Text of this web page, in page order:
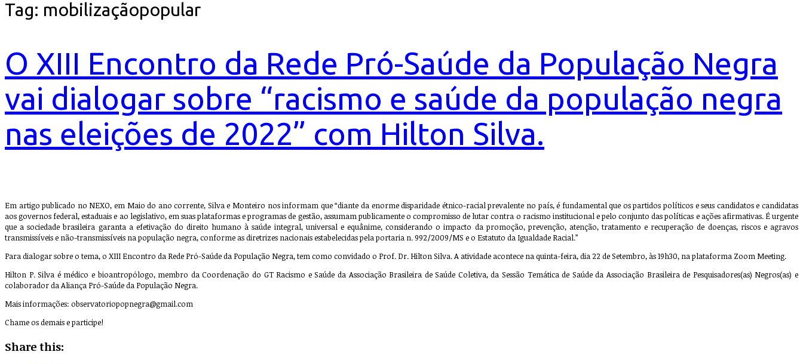
Tag: mobilizaçãopopular
O XIII Encontro da Rede Pró-Saúde da População Negra
vai dialogar sobre “racismo e saúde da população negra
nas eleições de 2022” com Hilton Silva.
Em artigo publicado no NEXO, em Maio do ano corrente, Silva e Monteiro nos informam que “diante da enorme disparidade étnico-racial prevalente no país, é fundamental que os partidos políticos e seus candidatos e candidatas
aos governos federal, estaduais e ao legislativo, em suas plataformas e programas de gestão, assumam publicamente o compromisso de lutar contra o racismo institucional e pelo conjunto das políticas e ações afirmativas. É urgente
que a sociedade brasileira garanta a efetivação do direito humano à saúde integral, universal e equânime, considerando o impacto da promoção, prevenção, atenção, tratamento e recuperação de doenças, riscos e agravos
transmissíveis e não-transmissíveis na população negra, conforme as diretrizes nacionais estabelecidas pela portaria n. 992/2009/MS e o Estatuto da Igualdade Racial.”
Para dialogar sobre o tema, o XIII Encontro da Rede Pró-Saúde da População Negra, tem como convidado o Prof. Dr. Hilton Silva. A atividade acontece na quinta-feira, dia 22 de Setembro, às 19h30, na plataforma Zoom Meeting.
Hilton P. Silva é médico e bioantropólogo, membro da Coordenação do GT Racismo e Saúde da Associação Brasileira de Saúde Coletiva, da Sessão Temática de Saúde da Associação Brasileira de Pesquisadores(as) Negros(as) e
colaborador da Aliança Pró-Saúde da População Negra.
Mais informações: observatoriopopnegra@gmail.com
Chame os demais e participe!
Share this: